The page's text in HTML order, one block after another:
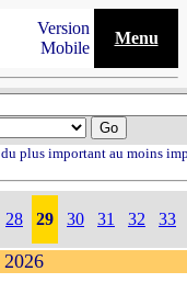
Version
Mobile
Menu
plus important au moins
28 29 30 31 32 33